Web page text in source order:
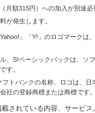
月額315円）への加入が別途必
が発生します。
Yahoo!」「Y!」のロゴマークは
、S!ベーシックパックは、ソ
す。
トバンクの名称、ロゴは、日
社の登録商標または商標です。
されている内容、サービ